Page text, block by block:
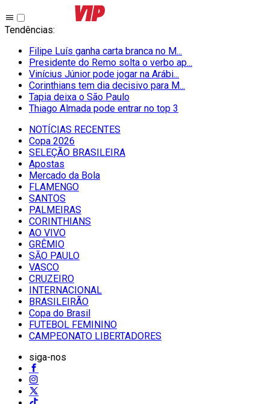
Tendências:
Filipe Luís ganha carta branca no M...
Presidente do Remo solta o verbo ap...
Vinícius Júnior pode jogar na Arábi...
Corinthians tem dia decisivo para M...
Tapia deixa o São Paulo
Thiago Almada pode entrar no top 3
NOTÍCIAS RECENTES
Copa 2026
SELEÇÃO BRASILEIRA
Apostas
Mercado da Bola
FLAMENGO
SANTOS
PALMEIRAS
CORINTHIANS
AO VIVO
GRÊMIO
SĀO PAULO
VASCO
CRUZEIRO
INTERNACIONAL
BRASILEIRÃO
Copa do Brasil
FUTEBOL FEMININO
CAMPEONATO LIBERTADORES
siga-nos